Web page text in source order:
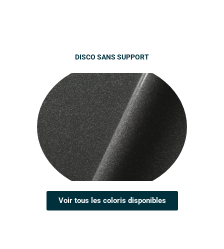
DISCO SANS SUPPORT
Voir tous les coloris disponibles